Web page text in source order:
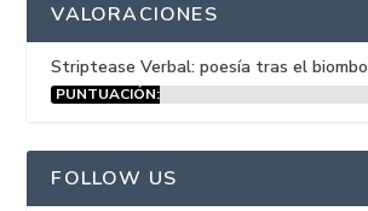
VALORACIONES
Striptease Verbal: poesía tras el biombo
PUNTUACIÓN:
FOLLOW US